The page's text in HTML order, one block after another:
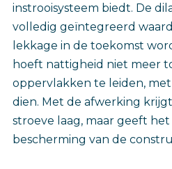
instrooisysteem biedt. De
volledig geïntegreerd
lekkage in de toekomst
hoeft nattigheid niet meer
oppervlakken te leiden,
dien. Met de afwerking
stroeve laag, maar geeft
bescherming van de